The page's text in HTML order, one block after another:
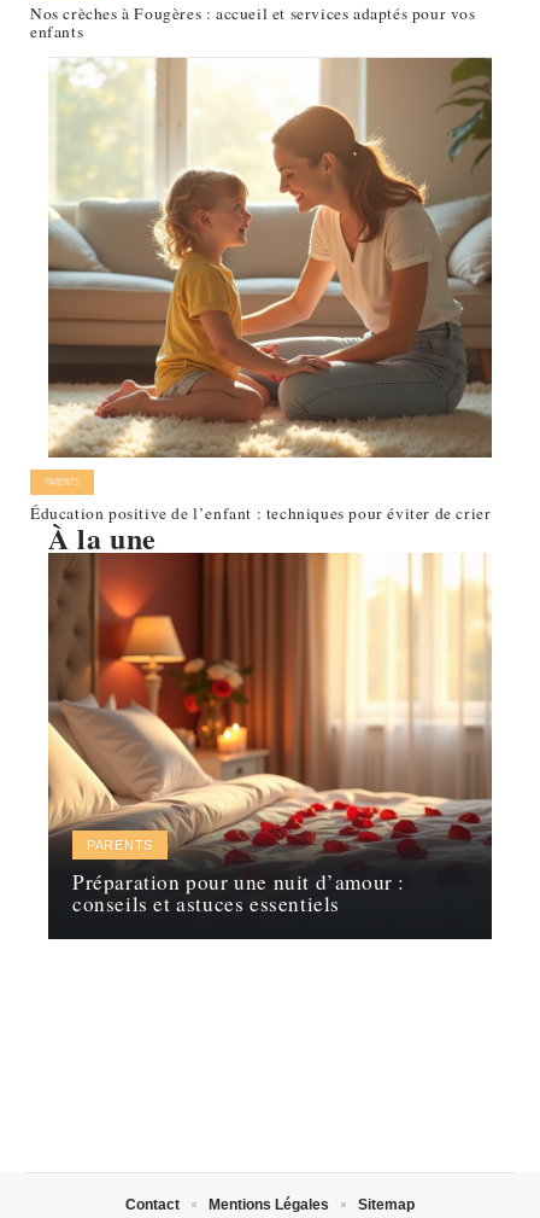
Nos crèches à Fougères : accueil et services adaptés pour vos
enfants
PARENTS
Éducation positive de l’enfant : techniques pour éviter de crier
À la une
PARENTS
Préparation pour une nuit d’amour :
conseils et astuces essentiels
Contact Mentions Légales Sitemap